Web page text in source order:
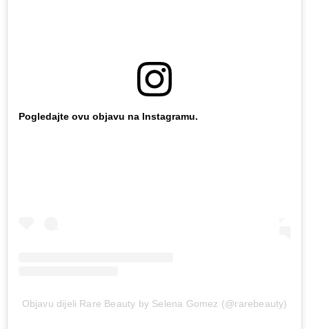
Pogledajte ovu objavu na Instagramu.
Objavu dijeli Rare Beauty by Selena Gomez (@rarebeauty)